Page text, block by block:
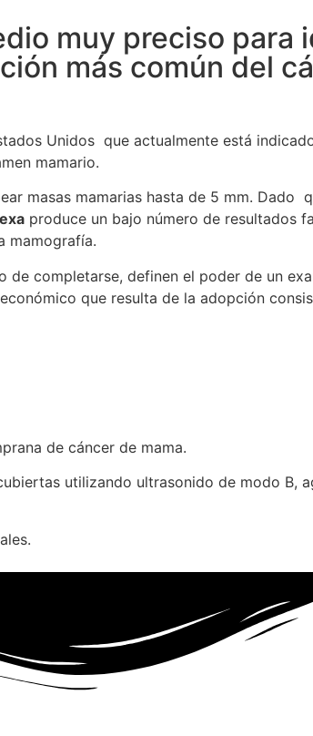
muy preciso para
más común del
Unidos que actualmente está
mamario.
masas mamarias hasta de 5 mm. Dado
produce un bajo número de resultados
mamografía.
completarse, definen el poder de un
que resulta de la adopción
de cáncer de mama.
utilizando ultrasonido de modo B,